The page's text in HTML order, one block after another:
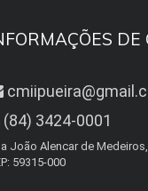
DE
(84) 3424-0001
João Alencar de
59315-000